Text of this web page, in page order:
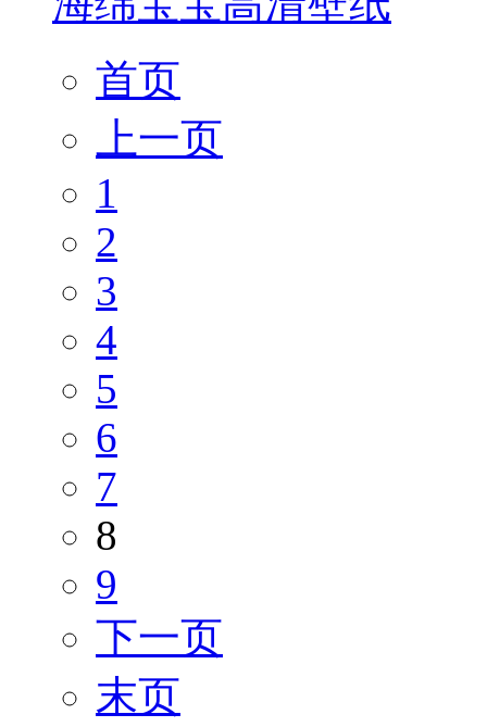
首页
上一页
1
2
3
4
5
6
7
8
9
下一页
末页